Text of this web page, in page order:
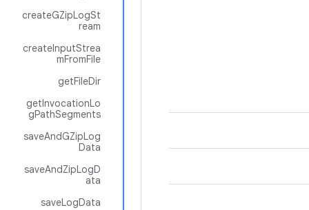
createGZipLogSt
ream
createInputStrea
mFromFile
getFileDir
getInvocationLo
gPathSegments
saveAndGZipLog
Data
saveAndZipLogD
ata
saveLogData